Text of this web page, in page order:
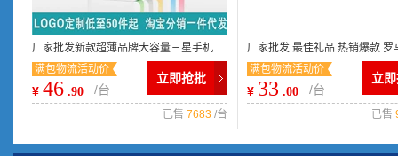
厂家批发新款超薄品牌大容量三星手机
usb移动电源充电宝一件代发
满包物流活动价
¥ 46 .90 /台
立即抢批
已售 7683 /台
厂家批发 最佳礼品 热销爆款 罗
10400毫安 移动电源 充电宝
满包物流活动价
¥ 33 .00 /台
立
已售